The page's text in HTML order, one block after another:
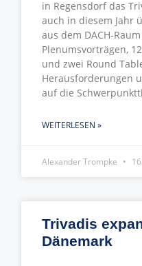
in Regensdorf das
auch in diesem Jahr
aus dem DACH-
Plenumsvorträgen,
und zwei Round
Herausforderungen
auf die
WEITERLESEN »
Alexander Trompke
Trivadis
Dänemark